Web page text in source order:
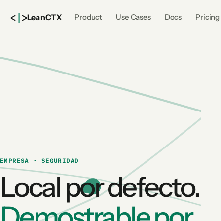
<|>LeanCTX Product Use Cases Docs Pricing
EMPRESA · SEGURIDAD
Local por defecto.